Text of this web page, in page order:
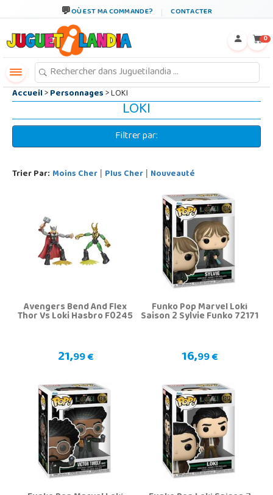
OÙ EST MA COMMANDE? CONTACTER
0
Accueil>Personnages> LOKI
LOKI
Filtrer par:
Trier Par: Moins Cher | Plus Cher | Nouveauté
Avengers Bend And Flex
Thor Vs Loki Hasbro F0245
21,99 €
Funko Pop Marvel Loki
Saison 2 Sylvie Funko 72171
16,99 €